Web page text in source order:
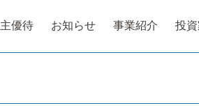
優待 お知らせ 事業紹介 投